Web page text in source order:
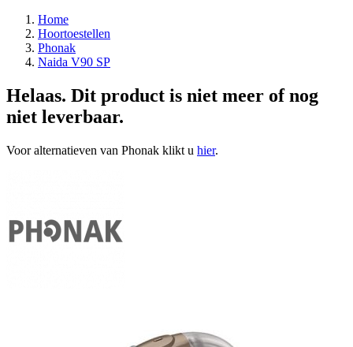
Home
Hoortoestellen
Phonak
Naida V90 SP
Helaas. Dit product is niet meer of nog
niet leverbaar.
Voor alternatieven van Phonak klikt u hier.